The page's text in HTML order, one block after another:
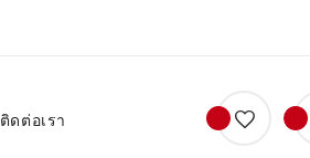
ติดต่อเรา